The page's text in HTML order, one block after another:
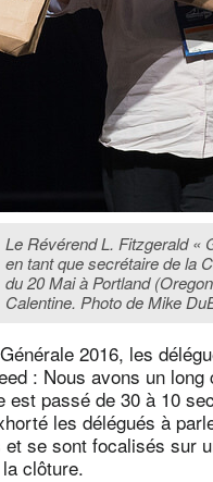
Le Révérend L. Fitzgerald «
en tant que secrétaire de la
du 20 Mai à Portland
Calentine. Photo de Mike
2016, les
: Nous avons un
passé de 30 à 10
les délégués à
se sont focalisés sur
clôture.